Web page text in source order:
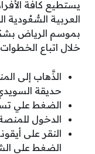
يستطيع كافة
العربية السُّعُودية
بموسم الرياض
خلال اتباع الخطوات
الذَّهاب إلى
حديقة
الضغط علي
الدخول للمنصة
النقر على
الضغط علي